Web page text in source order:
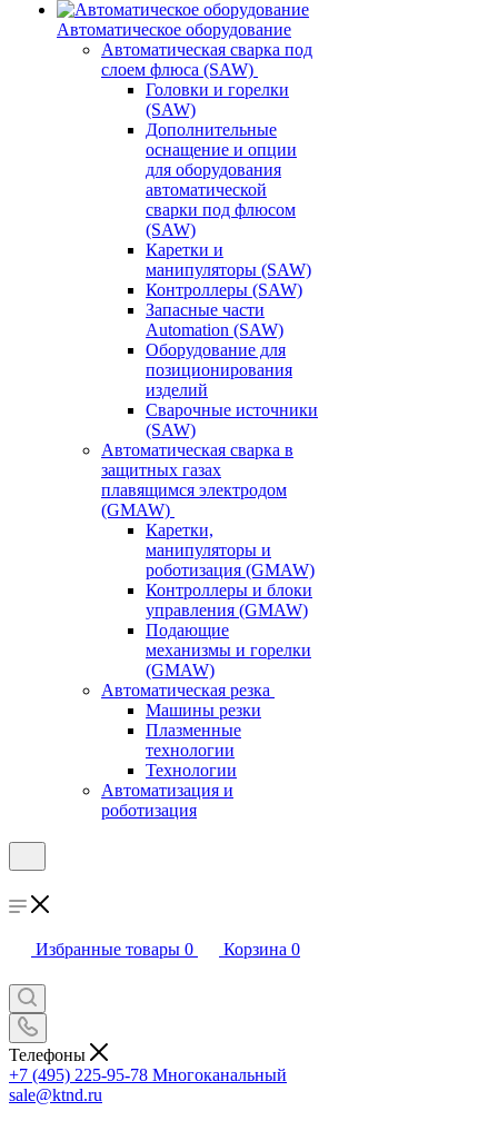
Автоматическое оборудование
Автоматическая сварка под
слоем флюса (SAW)
Головки и горелки
(SAW)
Дополнительные
оснащение и опции
для оборудования
автоматической
сварки под флюсом
(SAW)
Каретки и
манипуляторы (SAW)
Контроллеры (SAW)
Запасные части
Automation (SAW)
Оборудование для
позиционирования
изделий
Сварочные источники
(SAW)
Автоматическая сварка в
защитных газах
плавящимся электродом
(GMAW)
Каретки,
манипуляторы и
роботизация (GMAW)
Контроллеры и блоки
управления (GMAW)
Подающие
механизмы и горелки
(GMAW)
Автоматическая резка
Машины резки
Плазменные
технологии
Технологии
Автоматизация и
роботизация
Избранные товары 0 Корзина 0
Телефоны
+7 (495) 225-95-78 Многоканальный
sale@ktnd.ru